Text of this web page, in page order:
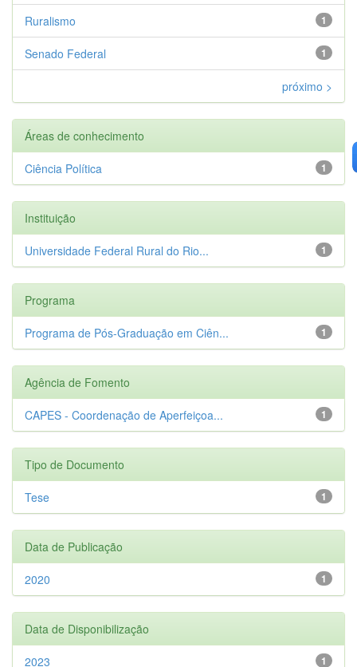
1
Ruralismo
1
Senado Federal
próximo >
Áreas de conhecimento
1
Ciência Política
Instituição
1
Universidade Federal Rural do Rio...
Programa
1
Programa de Pós-Graduação em Ciên...
Agência de Fomento
1
CAPES - Coordenação de Aperfeiçoa...
Tipo de Documento
1
Tese
Data de Publicação
1
2020
Data de Disponibilização
1
2023